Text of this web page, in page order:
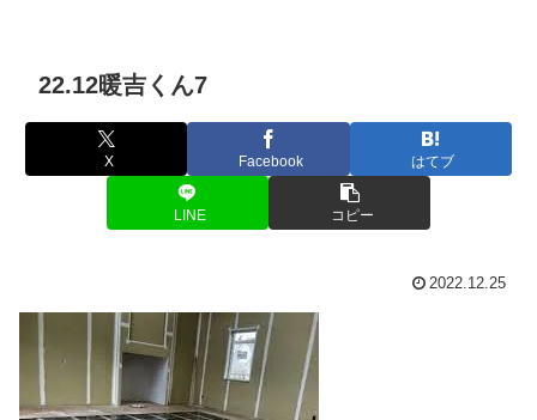
22.12暖吉くん7
X Facebook はてブ
LINE コピー
2022.12.25